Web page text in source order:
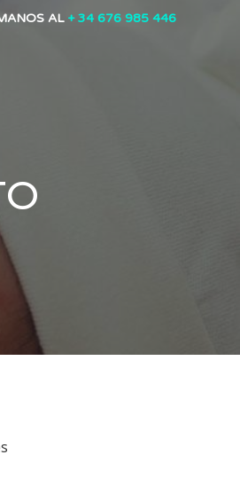
AL + 34 676 985 446